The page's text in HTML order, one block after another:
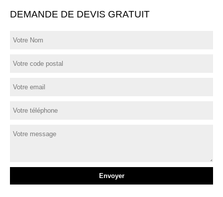
DEMANDE DE DEVIS GRATUIT